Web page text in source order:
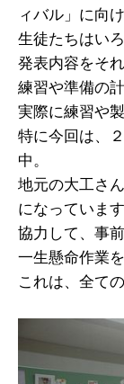
ィバル」に向け
生徒たちはい
発表内容をそ
練習や準備の
実際に練習や
特に今回は、
中。
地元の大工さ
になっています
協力して、事
一生懸命作業
これは、全て